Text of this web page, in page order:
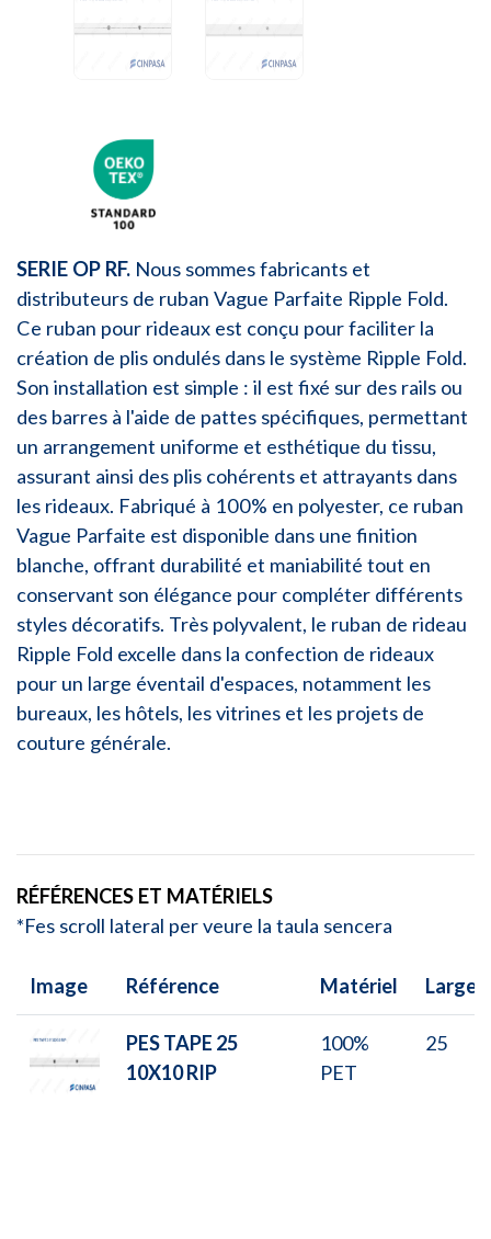
SERIE OP RF. Nous sommes fabricants et
distributeurs de ruban Vague Parfaite Ripple Fold.
Ce ruban pour rideaux est conçu pour faciliter la
création de plis ondulés dans le système Ripple Fold.
Son installation est simple : il est fixé sur des rails ou
des barres à l'aide de pattes spécifiques, permettant
un arrangement uniforme et esthétique du tissu,
assurant ainsi des plis cohérents et attrayants dans
les rideaux. Fabriqué à 100% en polyester, ce ruban
Vague Parfaite est disponible dans une finition
blanche, offrant durabilité et maniabilité tout en
conservant son élégance pour compléter différents
styles décoratifs. Très polyvalent, le ruban de rideau
Ripple Fold excelle dans la confection de rideaux
pour un large éventail d'espaces, notamment les
bureaux, les hôtels, les vitrines et les projets de
couture générale.
RÉFÉRENCES ET MATÉRIELS
*Fes scroll lateral per veure la taula sencera
Image Référence Matériel
PES TAPE 25
10X10 RIP
100%
PET
25